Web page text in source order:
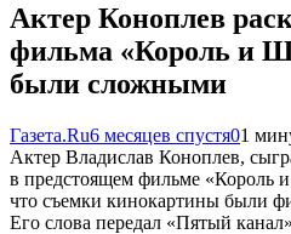
Актер Коноплев
фильма «Король и
были сложными
Газета.Ru6 месяцев спустя01
Актер Владислав Коноплев,
в предстоящем фильме «Король
что съемки кинокартины были
Его слова передал «Пятый